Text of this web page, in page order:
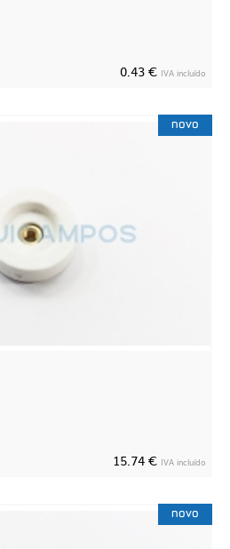
0.43 € IVA incluído
novo
15.74 € IVA incluído
novo